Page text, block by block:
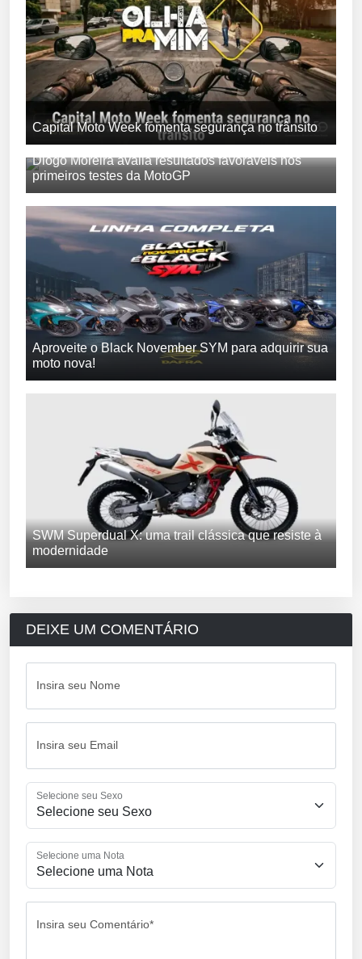
Capital Moto Week fomenta segurança no trânsito
Diogo Moreira avalia resultados favoráveis nos
primeiros testes da MotoGP
Aproveite o Black November SYM para adquirir sua
moto nova!
SWM Superdual X: uma trail clássica que resiste à
modernidade
DEIXE UM COMENTÁRIO
Insira seu Nome
Insira seu Email
Selecione seu Sexo
Selecione uma Nota
Insira seu Comentário*